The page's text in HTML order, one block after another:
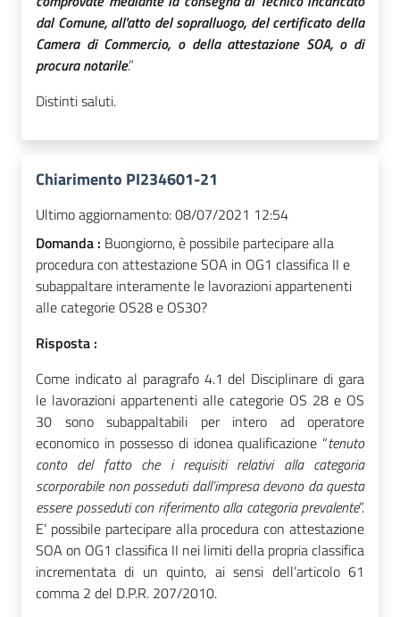
dal Comune, all'atto del sopralluogo, del certificato della
Camera di Commercio, o della attestazione SOA, o di
procura notarile.”
Distinti saluti.
Chiarimento PI234601-21
Ultimo aggiornamento:08/07/2021 12:54
Domanda : Buongiorno, è possibile partecipare alla
procedura con attestazione SOA in OG1 classifica II e
subappaltare interamente le lavorazioni appartenenti
alle categorie OS28 e OS30?
Risposta :
Come indicato al paragrafo 4.1 del Disciplinare di gara
le lavorazioni appartenenti alle categorie OS 28 e OS
30 sono subappaltabili per intero ad operatore
economico in possesso di idonea qualificazione “tenuto
conto del fatto che i requisiti relativi alla categoria
scorporabile non posseduti dall’impresa devono da questa
essere posseduti con riferimento alla categoria prevalente”.
E’ possibile partecipare alla procedura con attestazione
SOA on OG1 classifica II nei limiti della propria classifica
incrementata di un quinto, ai sensi dell’articolo 61
comma 2 del D.P.R. 207/2010.